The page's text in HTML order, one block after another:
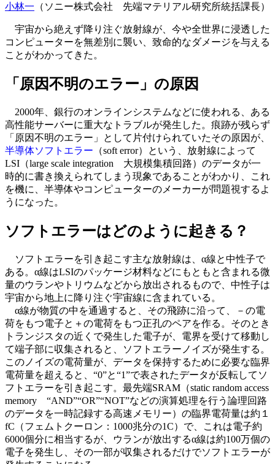
小林一 （ソニー株式会社 先端マテリアル研究所統括課長）
宇宙から絶えず降り注ぐ放射線が、今や全世界に浸透した
コンピューターを無差別に襲い、致命的なダメージを与える
ことがわかってきた。
「原因不明のエラー」の原因
2000年、銀行のオンラインシステムなどに使われる、ある
高性能サーバーに重大なトラブルが発生した。痕跡が残らず
「原因不明のエラー」として片付けられていたその原因が、
半導体ソフトエラー （soft error）という、放射線によって
LSI（large scale integration 大規模集積回路）のデータが一
時的に書き換えられてしまう現象であることがわかり、これ
を機に、半導体やコンピューターのメーカーが問題視するよ
うになった。
ソフトエラーはどのように起きる？
ソフトエラーを引き起こす主な放射線は、α線と中性子で
ある。α線はLSIのパッケージ材料などにもともと含まれる微
量のウランやトリウムなどから放出されるもので、中性子は
宇宙から地上に降り注ぐ宇宙線に含まれている。
α線が物質の中を通過すると、その飛跡に沿って、－の電
荷をもつ電子と＋の電荷をもつ正孔のペアを作る。そのとき
トランジスタの近くで発生した電子が、電界を受けて移動し
て端子部に収集されると、ソフトエラーノイズが発生する。
このノイズの電荷量が、データを保持するために必要な臨界
電荷量を超えると、“0”と“1”で表されたデータが反転してソ
フトエラーを引き起こす。最先端SRAM（static random access
memory “AND”“OR”“NOT”などの演算処理を行う論理回路
のデータを一時記録する高速メモリー）の臨界電荷量は約１
fC（フェムトクーロン：1000兆分の1C）で、これは電子約
6000個分に相当するが、ウランが放出するα線は約100万個の
電子を発生し、その一部が収集されるだけでソフトエラーが